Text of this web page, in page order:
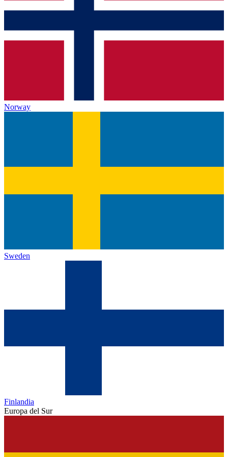
Norway
Sweden
Finlandia
Europa del Sur